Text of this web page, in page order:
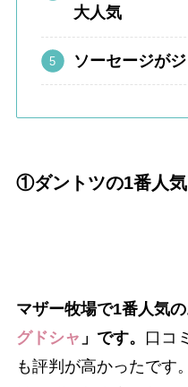
大人気
ソーセージが
①ダントツの1番人
マザー牧場で1番人気
グドシャ 」です。
口コ
も評判が高かったです